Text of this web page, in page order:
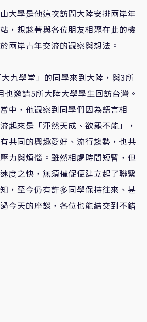
大學是他這次訪問大陸安排兩岸年
，想趁著與各位朋友相聚在此的機
兩岸青年交流的觀察與想法。
九學堂」的同學來到大陸，與3所
也邀請5所大陸大學學生回訪台灣。
中，他觀察到同學們因為語言相
起來是「渾然天成、欲罷不能」，
共同的興趣愛好、流行趨勢，也共
力與煩惱。雖然相處時間短暫，但
度之快，無須催促便建立起了聯繫
，至今仍有許多同學保持往來、甚
今天的座談，各位也能結交到不錯